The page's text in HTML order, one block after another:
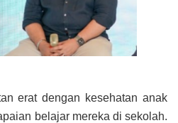
erat dengan kesehatan anak
belajar mereka di sekolah.